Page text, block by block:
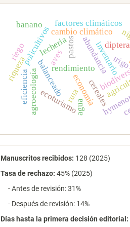
pastos
lechería
rendimiento
cereales
balanceado
policultivoscambio climático
agroecología
abundancia
aves inventario
ruta
ecoturismo
diptera
factores climáticos
riqueza
eficiencia economía
agua
riego
banano
estadísticas
Manuscritos recibidos: 128 (2025)
Tasa de rechazo: 45% (2025)
- Antes de revisión: 31%
- Después de revisión: 14%
Días hasta la primera decisión editorial: